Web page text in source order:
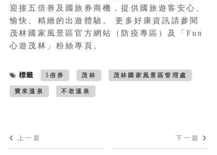
迎接五倍券及國旅券商機，提供國旅遊客安心、
愉快、精緻的出遊體驗。 更多好康資訊請參閱
茂林國家風景區官方網站（防疫專區）及「Fun
心遊茂林」粉絲專頁。
標籤 5倍券 茂林 茂林國家風景區管理處
寶來溫泉 不老溫泉
上一篇 下一篇